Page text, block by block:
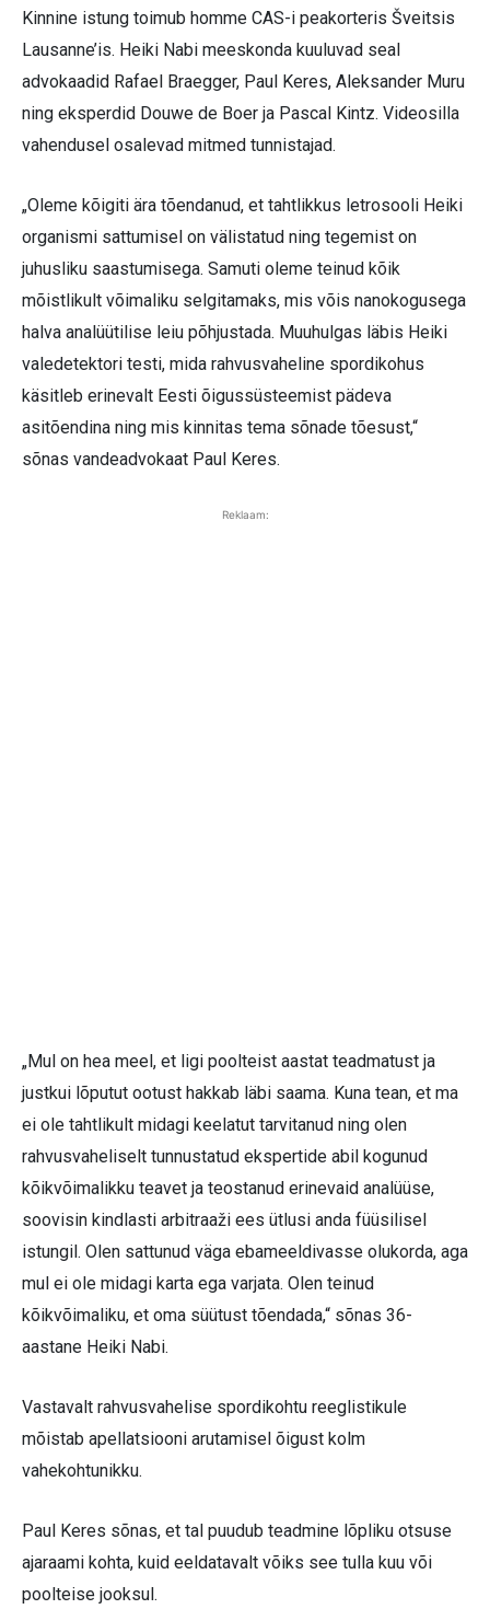
Kinnine istung toimub homme CAS-i peakorteris Šveitsis
Lausanne’is. Heiki Nabi meeskonda kuuluvad seal
advokaadid Rafael Braegger, Paul Keres, Aleksander Muru
ning eksperdid Douwe de Boer ja Pascal Kintz. Videosilla
vahendusel osalevad mitmed tunnistajad.
„Oleme kõigiti ära tõendanud, et tahtlikkus letrosooli Heiki
organismi sattumisel on välistatud ning tegemist on
juhusliku saastumisega. Samuti oleme teinud kõik
mõistlikult võimaliku selgitamaks, mis võis nanokogusega
halva analüütilise leiu põhjustada. Muuhulgas läbis Heiki
valedetektori testi, mida rahvusvaheline spordikohus
käsitleb erinevalt Eesti õigussüsteemist pädeva
asitõendina ning mis kinnitas tema sõnade tõesust,“
sõnas vandeadvokaat Paul Keres.
Reklaam:
„Mul on hea meel, et ligi poolteist aastat teadmatust ja
justkui lõputut ootust hakkab läbi saama. Kuna tean, et ma
ei ole tahtlikult midagi keelatut tarvitanud ning olen
rahvusvaheliselt tunnustatud ekspertide abil kogunud
kõikvõimalikku teavet ja teostanud erinevaid analüüse,
soovisin kindlasti arbitraaži ees ütlusi anda füüsilisel
istungil. Olen sattunud väga ebameeldivasse olukorda, aga
mul ei ole midagi karta ega varjata. Olen teinud
kõikvõimaliku, et oma süütust tõendada,“ sõnas 36-
aastane Heiki Nabi.
Vastavalt rahvusvahelise spordikohtu reeglistikule
mõistab apellatsiooni arutamisel õigust kolm
vahekohtunikku.
Paul Keres sõnas, et tal puudub teadmine lõpliku otsuse
ajaraami kohta, kuid eeldatavalt võiks see tulla kuu või
poolteise jooksul.